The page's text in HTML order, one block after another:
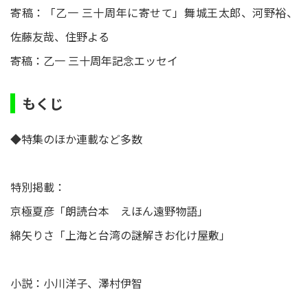
寄稿：「乙一 三十周年に寄せて」舞城王太郎、河野裕、
佐藤友哉、住野よる
寄稿：乙一 三十周年記念エッセイ
もくじ
◆特集のほか連載など多数
特別掲載：
京極夏彦「朗読台本 えほん遠野物語」
綿矢りさ「上海と台湾の謎解きお化け屋敷」
小説：小川洋子、澤村伊智